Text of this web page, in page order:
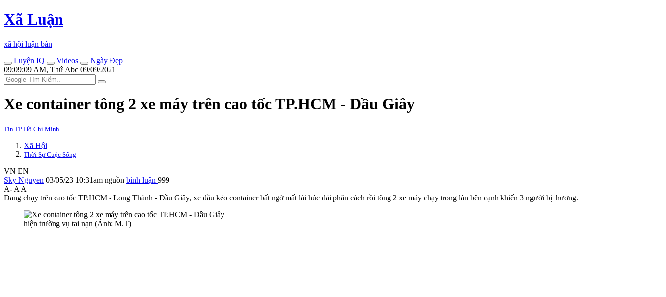
Xã Luận
xã hội luận bàn
Luyện IQ
Videos
Ngày Đẹp
09:09:09 AM, Thứ Abc 09/09/2021
Xe container tông 2 xe máy trên cao tốc TP.HCM - Dầu Giây
Tin TP Hồ Chí Minh
Xã Hội
Thời Sự Cuộc Sống
VN EN
Sky Nguyen 03/05/23 10:31am nguồn bình luận 999
A- A A+
Đang chạy trên cao tốc TP.HCM - Long Thành - Dầu Giây, xe đầu kéo container bất ngờ mất lái húc dải phân cách rồi tông 2 xe máy chạy trong làn bên cạnh khiến 3 người bị thương.
hiện trường vụ tai nạn (Ảnh: M.T)